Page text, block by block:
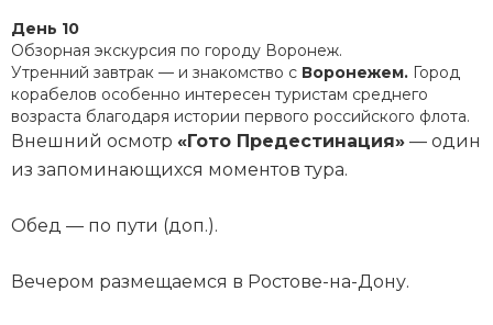
День 10
Обзорная экскурсия по городу Воронеж.
Утренний завтрак — и знакомство с Воронежем. Город
корабелов особенно интересен туристам среднего
возраста благодаря истории первого российского флота.
Внешний осмотр «Гото Предестинация» — один
из запоминающихся моментов тура.
Обед — по пути (доп.).
Вечером размещаемся в Ростове-на-Дону.